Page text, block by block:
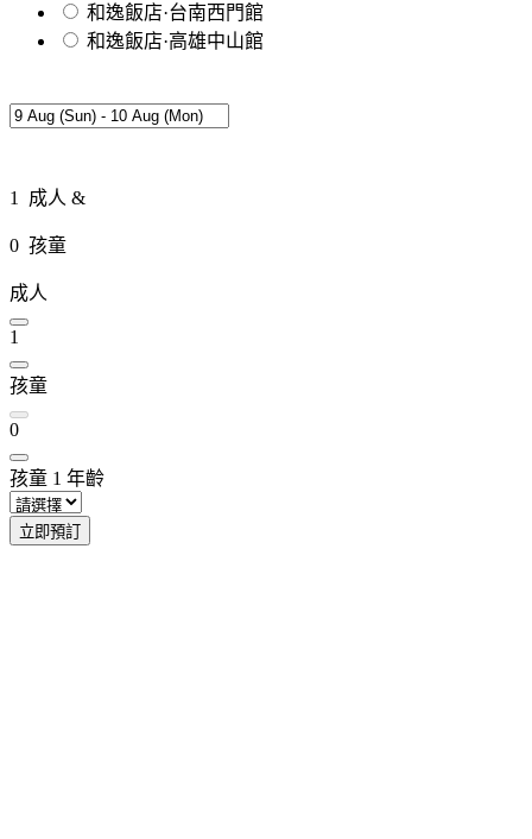
和逸飯店·台南西門館
和逸飯店·高雄中山館
1 成人 &
0 孩童
成人
1
孩童
0
孩童 1 年齡
立即預訂